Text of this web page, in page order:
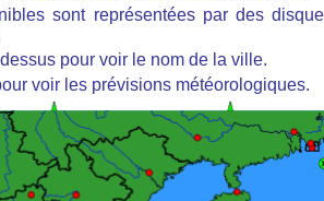
sont représentées par des
pour voir le nom de la ville.
voir les prévisions météorologiques.